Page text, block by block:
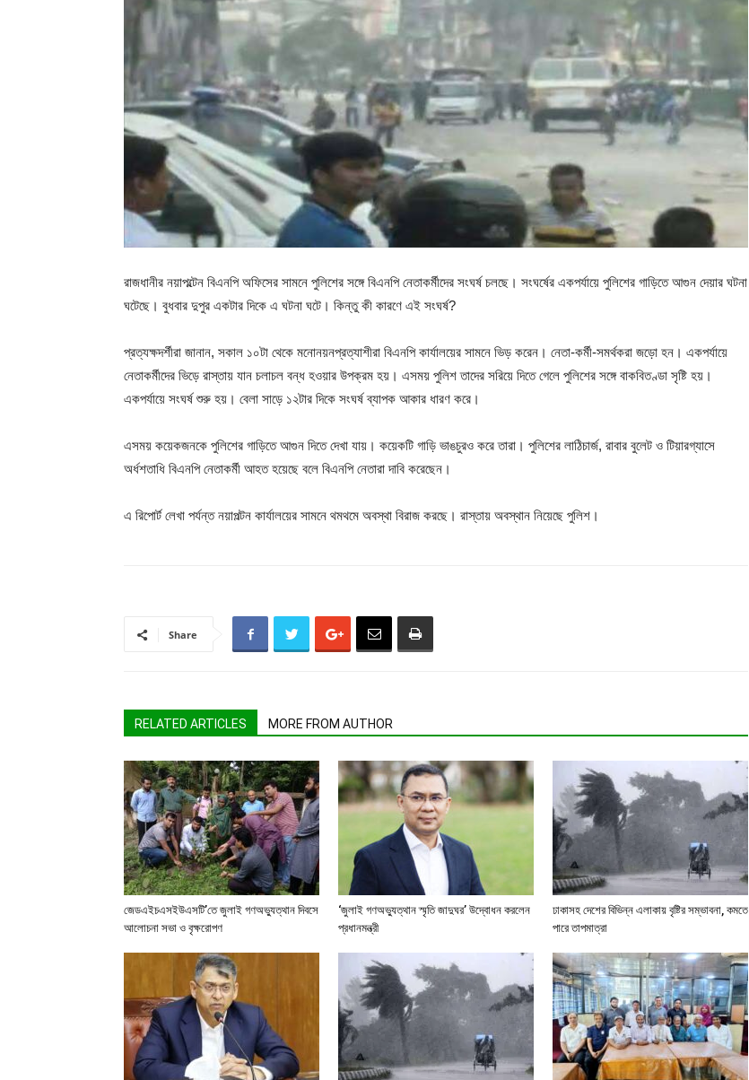
রাজধানীর নয়াপল্টেন বিএনপি অফিসের সামনে পুলিশের সঙ্গে বিএনপি নেতাকর্মীদের সংঘর্ষ চলছে। সংঘর্ষের একপর্যায়ে পুলিশের গাড়িতে আগুন দেয়ার ঘটনা
ঘটেছে। বুধবার দুপুর একটার দিকে এ ঘটনা ঘটে। কিন্তু কী কারণে এই সংঘর্ষ?
প্রত্যক্ষদর্শীরা জানান, সকাল ১০টা থেকে মনোনয়নপ্রত্যাশীরা বিএনপি কার্যালয়ের সামনে ভিড় করেন। নেতা-কর্মী-সমর্থকরা জড়ো হন। একপর্যায়ে
নেতাকর্মীদের ভিড়ে রাস্তায় যান চলাচল বন্ধ হওয়ার উপক্রম হয়। এসময় পুলিশ তাদের সরিয়ে দিতে গেলে পুলিশের সঙ্গে বাকবিতণ্ডা সৃষ্টি হয়।
একপর্যায়ে সংঘর্ষ শুরু হয়। বেলা সাড়ে ১২টার দিকে সংঘর্ষ ব্যাপক আকার ধারণ করে।
এসময় কয়েকজনকে পুলিশের গাড়িতে আগুন দিতে দেখা যায়। কয়েকটি গাড়ি ভাঙচুরও করে তারা। পুলিশের লাঠিচার্জ, রাবার বুলেট ও টিয়ারগ্যাসে
অর্ধশতাধি বিএনপি নেতাকর্মী আহত হয়েছে বলে বিএনপি নেতারা দাবি করেছেন।
এ রিপোর্ট লেখা পর্যন্ত নয়াপল্টন কার্যালয়ের সামনে থমথমে অবস্থা বিরাজ করছে। রাস্তায় অবস্থান নিয়েছে পুলিশ।
Share
RELATED ARTICLES MORE FROM AUTHOR
জেডএইচএসইউএসটি’তে জুলাই গণঅভ্যুত্থান দিবসে
আলোচনা সভা ও বৃক্ষরোপণ
‘জুলাই গণঅভ্যুত্থান স্মৃতি জাদুঘর’ উদ্বোধন করলেন
প্রধানমন্ত্রী
ঢাকাসহ দেশের বিভিন্ন এলাকায় বৃষ্টির সম্ভাবনা, কমতে
পারে তাপমাত্রা